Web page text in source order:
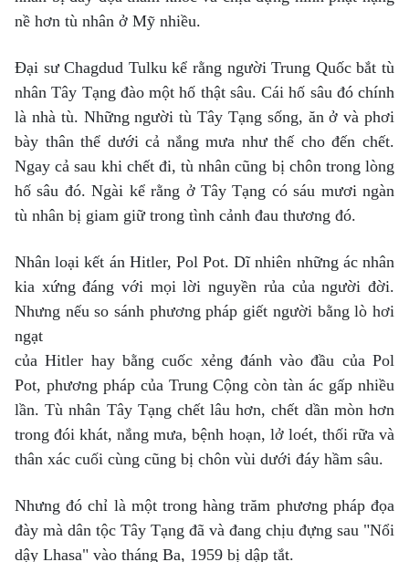
nề hơn tù nhân ở Mỹ nhiều.
Đại sư Chagdud Tulku kể rằng người Trung Quốc bắt tù
nhân Tây Tạng đào một hố thật sâu. Cái hố sâu đó chính
là nhà tù. Những người tù Tây Tạng sống, ăn ở và phơi
bày thân thể dưới cả nắng mưa như thế cho đến chết.
Ngay cả sau khi chết đi, tù nhân cũng bị chôn trong lòng
hố sâu đó. Ngài kể rằng ở Tây Tạng có sáu mươi ngàn
tù nhân bị giam giữ trong tình cảnh đau thương đó.
Nhân loại kết án Hitler, Pol Pot. Dĩ nhiên những ác nhân
kia xứng đáng với mọi lời nguyền rủa của người đời.
Nhưng nếu so sánh phương pháp giết người bằng lò hơi
ngạt
của Hitler hay bằng cuốc xẻng đánh vào đầu của Pol
Pot, phương pháp của Trung Cộng còn tàn ác gấp nhiều
lần. Tù nhân Tây Tạng chết lâu hơn, chết dần mòn hơn
trong đói khát, nắng mưa, bệnh hoạn, lở loét, thối rữa và
thân xác cuối cùng cũng bị chôn vùi dưới đáy hầm sâu.
Nhưng đó chỉ là một trong hàng trăm phương pháp đọa
đày mà dân tộc Tây Tạng đã và đang chịu đựng sau "Nổi
dậy Lhasa" vào tháng Ba, 1959 bị dập tắt.